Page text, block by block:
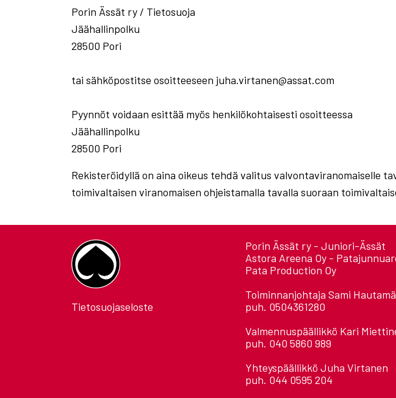
Porin Ässät ry / Tietosuoja
Jäähallinpolku
28500 Pori
tai sähköpostitse osoitteeseen juha.virtanen@assat.com
Pyynnöt voidaan esittää myös henkilökohtaisesti osoitteessa
Jäähallinpolku
28500 Pori
Rekisteröidyllä on aina oikeus tehdä valitus valvontaviranomaiselle
toimivaltaisen viranomaisen ohjeistamalla tavalla suoraan
Tietosuojaseloste
Porin Ässät ry - Juniori-Ässät
Astora Areena Oy -
Pata Production Oy
Toiminnanjohtaja Sami
puh. 0504361280
Valmennuspäällikkö Kari
puh. 040 5860 989
Yhteyspäällikkö Juha Virtanen
puh. 044 0595 204